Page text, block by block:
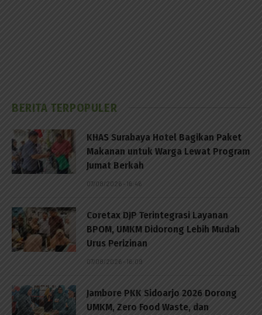
BERITA TERPOPULER
KHAS Surabaya Hotel Bagikan Paket
Makanan untuk Warga Lewat Program
Jumat Berkah
07/08/2026 - 16:46
Coretax DJP Terintegrasi Layanan
BPOM, UMKM Didorong Lebih Mudah
Urus Perizinan
07/08/2026 - 16:09
Jambore PKK Sidoarjo 2026 Dorong
UMKM, Zero Food Waste, dan